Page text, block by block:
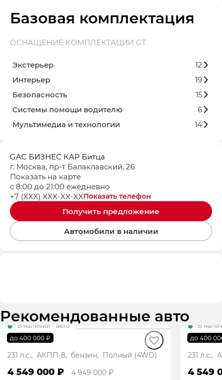
Базовая комплектация
ОСНАЩЕНИЕ КОМПЛЕКТАЦИИ GT
Экстерьер
12
Интерьер
19
Безопасность
15
Системы помощи водителю
6
Мультимедиа и технологии
14
GAC БИЗНЕС КАР Битца
г. Москва, пр-т Балаклавский, 26
Показать на карте
с 8:00 до 21:00 ежедневно
Показать телефон
+7 (XXX) XXX-XX-XX
Получить предложение
Автомобили в наличии
Рекомендованные авто
до 400 000 ₽
В наличии · авто
GS8 GT
231 л.с., АКПП-8, бензин, Полный (4WD)
4 549 000 ₽ 4 949 000 ₽
до 400
В
GS8 GT
231 л.с.,
4 549